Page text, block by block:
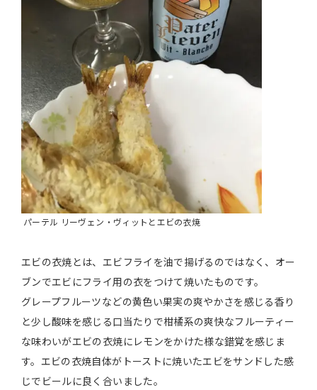
パーテル リーヴェン・ヴィットとエビの衣焼
エビの衣焼とは、エビフライを油で揚げるのではなく、オー
ブンでエビにフライ用の衣をつけて焼いたものです。
グレープフルーツなどの黄色い果実の爽やかさを感じる香り
と少し酸味を感じる口当たりで柑橘系の爽快なフルーティー
な味わいがエビの衣焼にレモンをかけた様な錯覚を感じま
す。エビの衣焼自体がトーストに焼いたエビをサンドした感
じでビールに良く合いました。